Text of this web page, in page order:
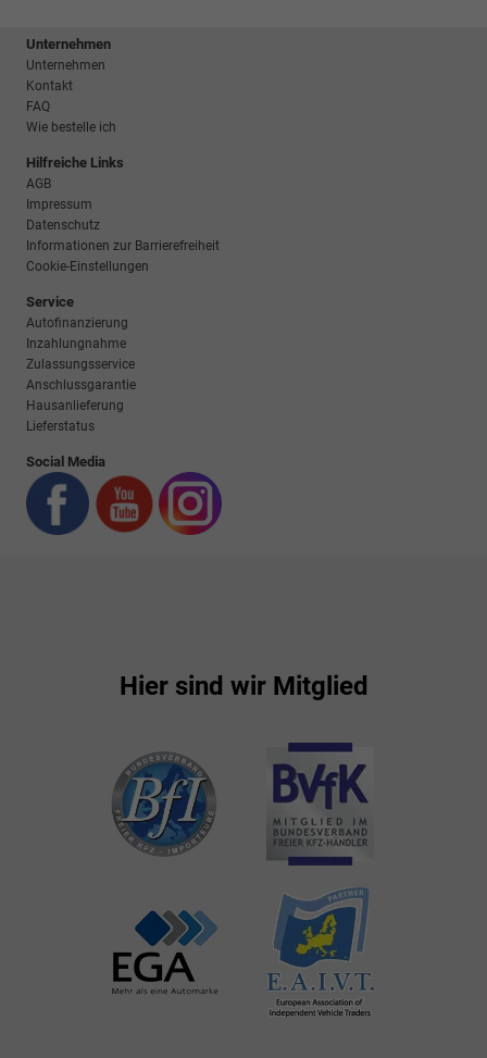
Unternehmen
Unternehmen
Kontakt
FAQ
Wie bestelle ich
Hilfreiche Links
AGB
Impressum
Datenschutz
Informationen zur Barrierefreiheit
Cookie-Einstellungen
Service
Autofinanzierung
Inzahlungnahme
Zulassungsservice
Anschlussgarantie
Hausanlieferung
Lieferstatus
Social Media
Hier sind wir Mitglied